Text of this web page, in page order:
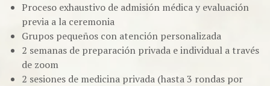
Proceso exhaustivo de admisión médica y evaluación
previa a la ceremonia
Grupos pequeños con atención personalizada
2 semanas de preparación privada e individual a través
de zoom
2 sesiones de medicina privada (hasta 3 rondas por